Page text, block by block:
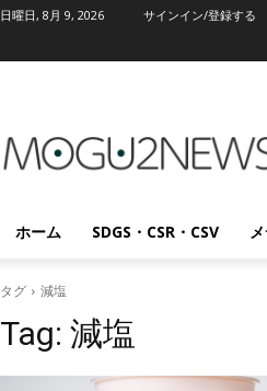
日曜日, 8月 9, 2026 サインイン/登録する
ホーム SDGS・CSR・CSV
タグ 減塩
Tag: 減塩